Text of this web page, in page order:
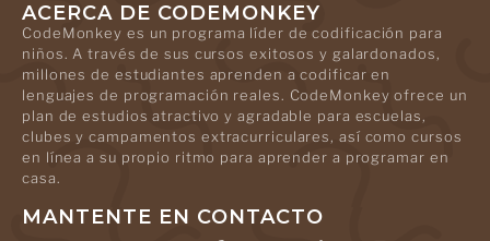
ACERCA DE CODEMONKEY
CodeMonkey es un programa líder de codificación para
niños. A través de sus cursos exitosos y galardonados,
millones de estudiantes aprenden a codificar en
lenguajes de programación reales. CodeMonkey ofrece un
plan de estudios atractivo y agradable para escuelas,
clubes y campamentos extracurriculares, así como cursos
en línea a su propio ritmo para aprender a programar en
casa.
MANTENTE EN CONTACTO